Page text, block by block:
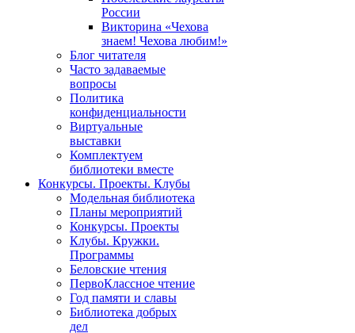
России
Викторина «Чехова
знаем! Чехова любим!»
Блог читателя
Часто задаваемые
вопросы
Политика
конфиденциальности
Виртуальные
выставки
Комплектуем
библиотеки вместе
Конкурсы. Проекты. Клубы
Модельная библиотека
Планы мероприятий
Конкурсы. Проекты
Клубы. Кружки.
Программы
Беловские чтения
ПервоКлассное чтение
Год памяти и славы
Библиотека добрых
дел